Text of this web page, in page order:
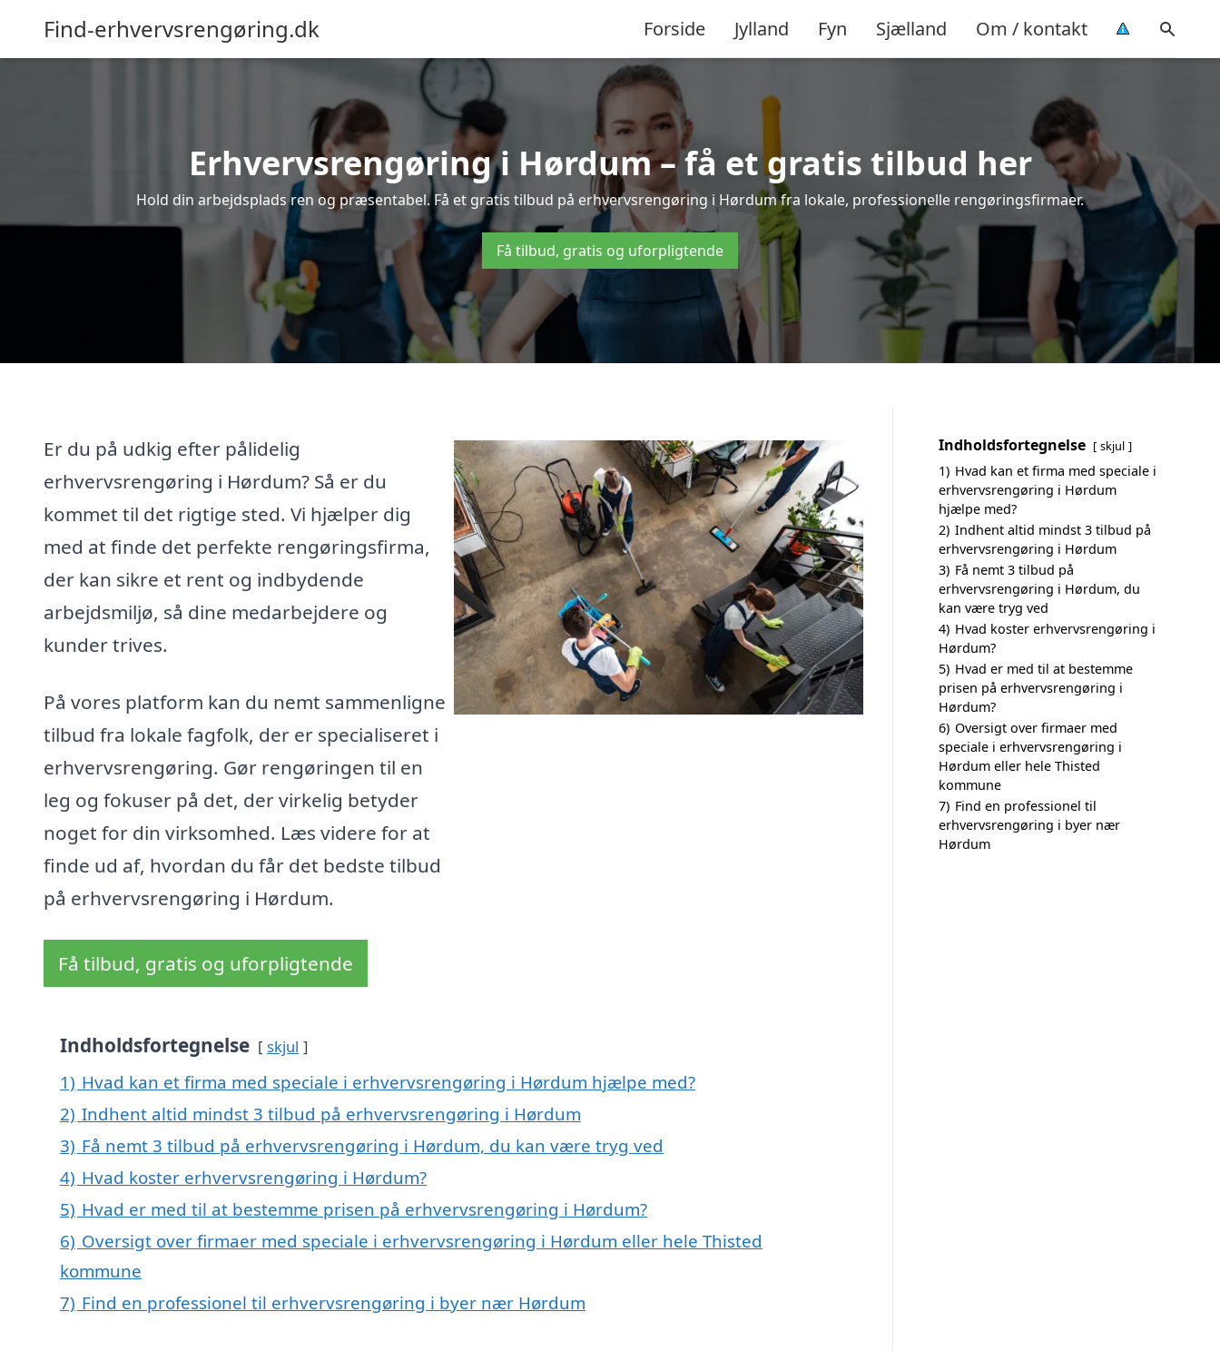
Find-erhvervsrengøring.dk Forside Jylland Fyn Sjælland Om / kontakt
Erhvervsrengøring i Hørdum – få et gratis tilbud her
Hold din arbejdsplads ren og præsentabel. Få et gratis tilbud på erhvervsrengøring i Hørdum fra lokale, professionelle rengøringsfirmaer.
Få tilbud, gratis og uforpligtende
Er du på udkig efter pålidelig
erhvervsrengøring i Hørdum? Så er du
kommet til det rigtige sted. Vi hjælper dig
med at finde det perfekte rengøringsfirma,
der kan sikre et rent og indbydende
arbejdsmiljø, så dine medarbejdere og
kunder trives.
På vores platform kan du nemt sammenligne
tilbud fra lokale fagfolk, der er specialiseret i
erhvervsrengøring. Gør rengøringen til en
leg og fokuser på det, der virkelig betyder
noget for din virksomhed. Læs videre for at
finde ud af, hvordan du får det bedste tilbud
på erhvervsrengøring i Hørdum.
Få tilbud, gratis og uforpligtende
Indholdsfortegnelse skjul
1) Hvad kan et firma med speciale i erhvervsrengøring i Hørdum hjælpe med?
2) Indhent altid mindst 3 tilbud på erhvervsrengøring i Hørdum
3) Få nemt 3 tilbud på erhvervsrengøring i Hørdum, du kan være tryg ved
4) Hvad koster erhvervsrengøring i Hørdum?
5) Hvad er med til at bestemme prisen på erhvervsrengøring i Hørdum?
6) Oversigt over firmaer med speciale i erhvervsrengøring i Hørdum eller hele Thisted
kommune
7) Find en professionel til erhvervsrengøring i byer nær Hørdum
Indholdsfortegnelse skjul
1) Hvad kan et firma med speciale i
erhvervsrengøring i Hørdum
hjælpe med?
2) Indhent altid mindst 3 tilbud på
erhvervsrengøring i Hørdum
3) Få nemt 3 tilbud på
erhvervsrengøring i Hørdum, du
kan være tryg ved
4) Hvad koster erhvervsrengøring i
Hørdum?
5) Hvad er med til at bestemme
prisen på erhvervsrengøring i
Hørdum?
6) Oversigt over firmaer med
speciale i erhvervsrengøring i
Hørdum eller hele Thisted
kommune
7) Find en professionel til
erhvervsrengøring i byer nær
Hørdum